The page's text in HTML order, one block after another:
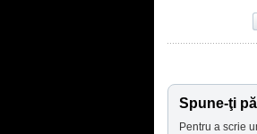
Spune-ţi
Pentru a scrie